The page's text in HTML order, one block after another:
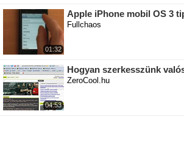
01:32
Apple iPhone mobil OS 3
Fullchaos
04:53
Hogyan szerkesszünk
ZeroCool.hu